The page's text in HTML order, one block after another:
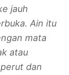
jauh
Ain itu
mata
atau
dan